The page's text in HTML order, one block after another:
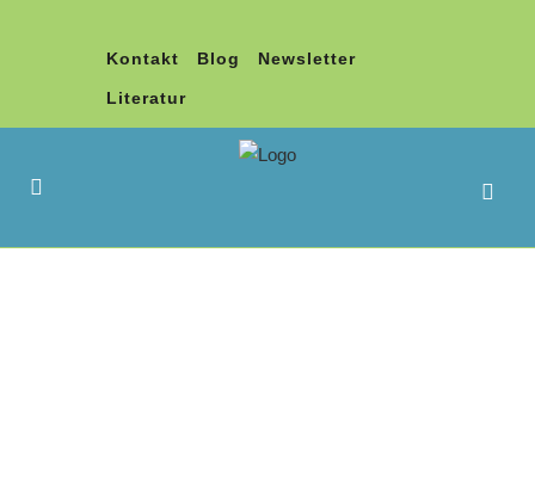
Kontakt Blog Newsletter
Literatur